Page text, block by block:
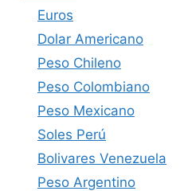
Euros
Dolar Americano
Peso Chileno
Peso Colombiano
Peso Mexicano
Soles Perú
Bolivares Venezuela
Peso Argentino